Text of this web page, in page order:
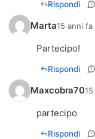
Rispondi
Marta15 anni fa
Partecipo!
Rispondi
Maxcobra70
partecipo
Rispondi